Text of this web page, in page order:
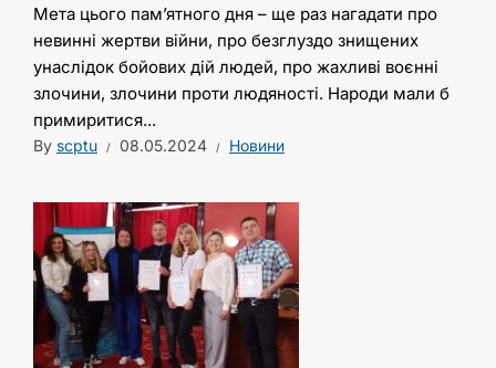
Мета цього пам’ятного дня – ще раз нагадати про
невинні жертви війни, про безглуздо знищених
унаслідок бойових дій людей, про жахливі воєнні
злочини, злочини проти людяності. Народи мали б
примиритися...
By scptu 08.05.2024 Новини